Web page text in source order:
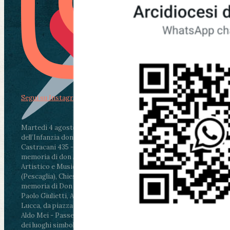
Martedì 4 agosto2026
ore 11:30 - Lucca, Scuola
dell’Infanzia don Aldo Mei - Viale Castruccio
Castracani 435 - Inaugurazione murales in
memoria di don Aldo Mei curato dal Liceo
Artistico e Musicale “Passaglia”
ore 18 - Fiano
(Pescaglia), Chiesa parrocchiale - Messa in
memoria di Don Aldo Mei celebrata da mons.
Paolo Giulietti, Arcivescovo di Lucca
ore 20.30 -
Lucca, da piazza San Michele al Cippo di don
Aldo Mei - Passeggiata della Memoria in alcuni
dei luoghi simbolo della città. Ritrovo alle ore
Segui su Instagram